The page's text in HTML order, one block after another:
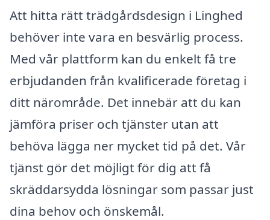
Att hitta rätt trädgårdsdesign i Linghed
behöver inte vara en besvärlig process.
Med vår plattform kan du enkelt få tre
erbjudanden från kvalificerade företag i
ditt närområde. Det innebär att du kan
jämföra priser och tjänster utan att
behöva lägga ner mycket tid på det. Vår
tjänst gör det möjligt för dig att få
skräddarsydda lösningar som passar just
dina behov och önskemål.